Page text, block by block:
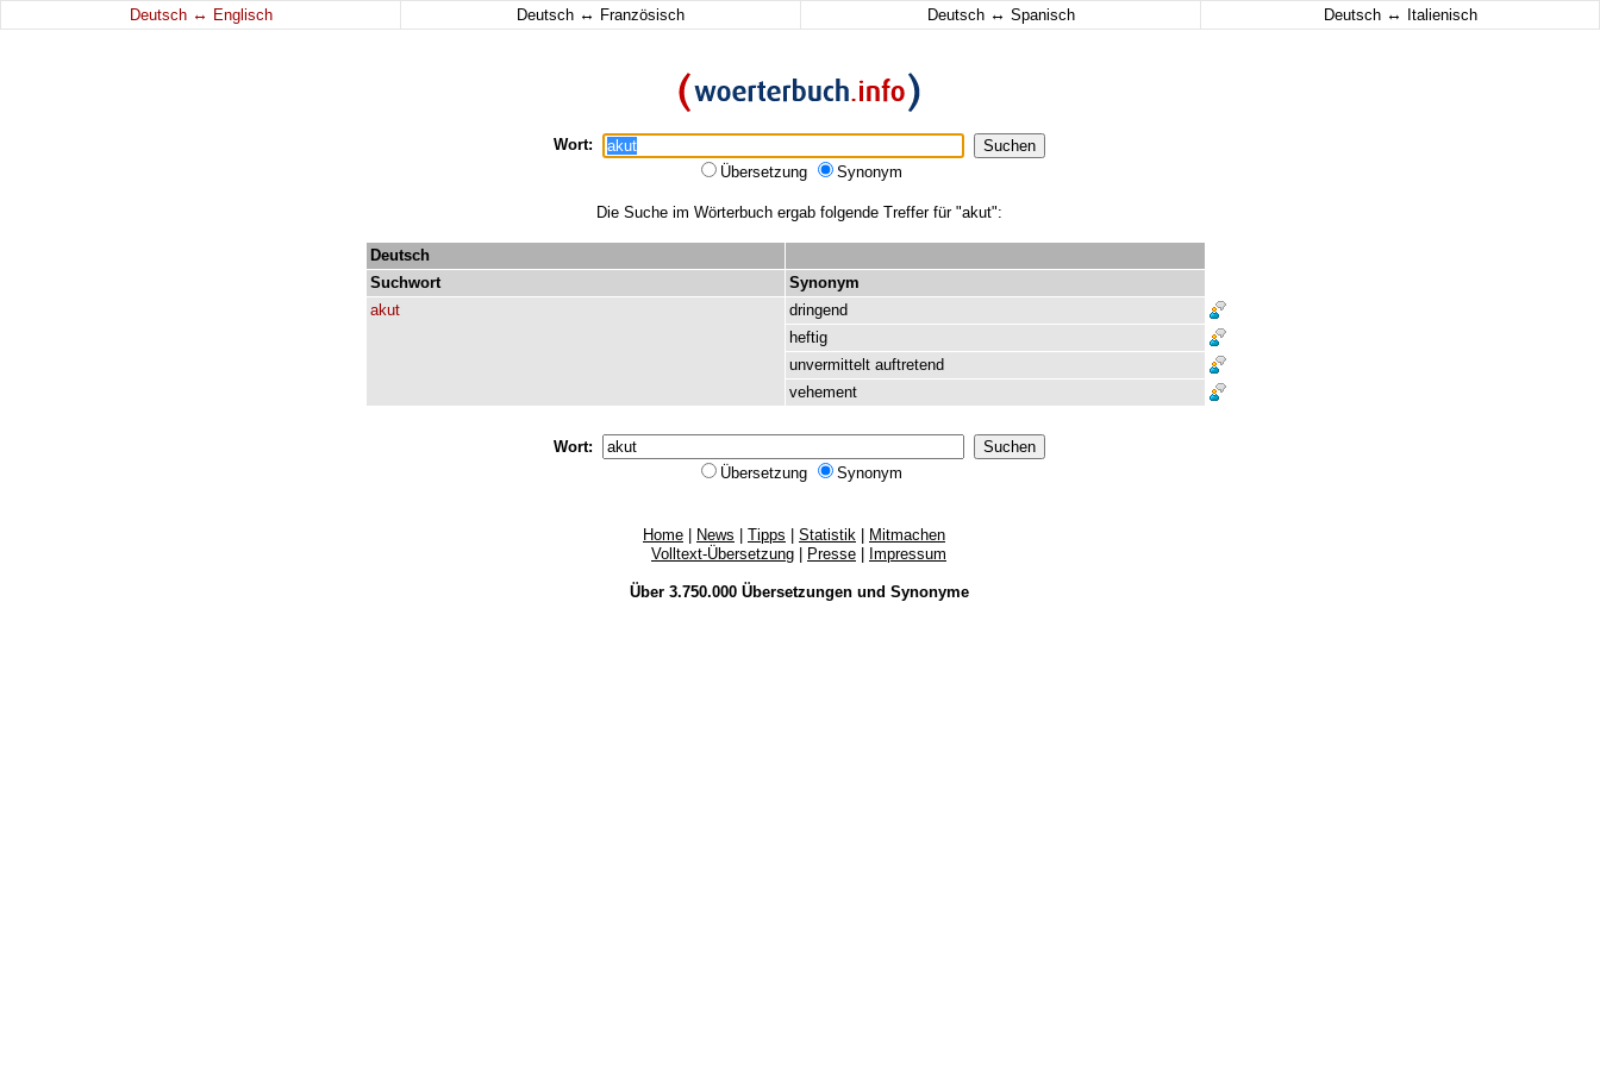
Deutsch ↔ Englisch Deutsch ↔ Französisch Deutsch ↔ Spanisch Deutsch ↔ Italienisch
Wort:
Übersetzung
Synonym
Die Suche im Wörterbuch ergab folgende Treffer für "akut":
Deutsch
Suchwort
Synonym
akut
dringend
heftig
unvermittelt auftretend
vehement
Wort:
Übersetzung
Synonym
Home News Tipps Statistik
Mitmachen
Volltext-Übersetzung
Presse Impressum
Über 3.750.000 Übersetzungenund Synonyme